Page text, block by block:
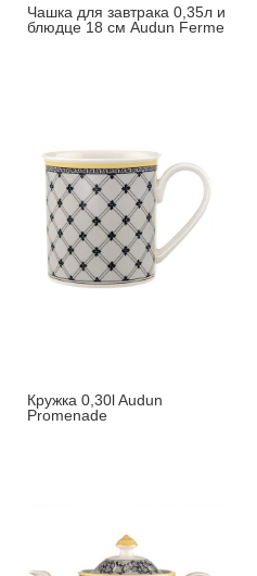
Чашка для завтрака 0,35л и
блюдце 18 см Audun Ferme
Кружка 0,30l Audun
Promenade